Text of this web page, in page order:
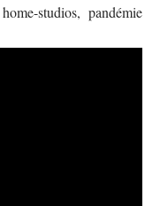
studios, pandémie